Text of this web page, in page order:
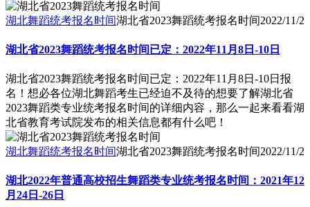
湖北舞蹈统考报名时间湖北省2023舞蹈统考报名时间2022/11/2
湖北省2023舞蹈统考报名时间已定：2022年11月8日-10日
湖北省2023舞蹈统考报名时间已定：2022年11月8日-10日报
名！想必各位湖北舞蹈考生已经迫不及待的想要了解湖北省
2023舞蹈类专业统考报名时间的详细内容，那么一起来看看湖
北省教育考试院发布的相关信息都有什么吧！
湖北舞蹈统考报名时间湖北省2023舞蹈统考报名时间2022/11/2
湖北2022年普通高校招生舞蹈类专业统考报名时间：2021年12
月24日-26日